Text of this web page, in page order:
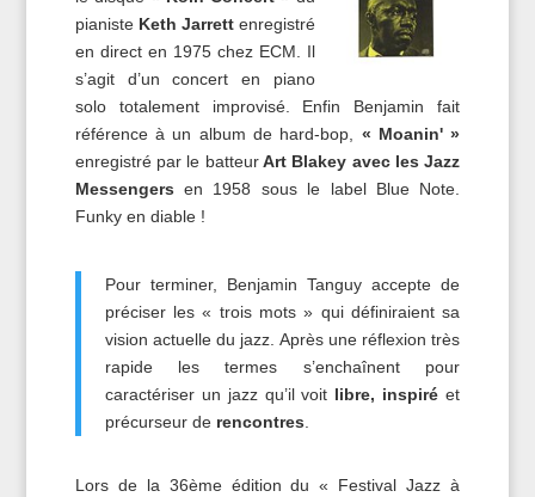
pianiste Keth Jarrett enregistré
en direct en 1975 chez ECM. Il
s’agit d’un concert en piano
solo totalement improvisé. Enfin Benjamin fait
référence à un album de hard-bop, « Moanin' »
enregistré par le batteurArt Blakey avec les Jazz
Messengers en 1958 sous le label Blue Note.
Funky en diable !
Pour terminer, Benjamin Tanguy accepte de
préciser les « trois mots » qui définiraient sa
vision actuelle du jazz. Après une réflexion très
rapide les termes s’enchaînent pour
caractériser un jazz qu’il voit libre, inspiré et
précurseur de rencontres.
Lors de la 36ème édition du « Festival Jazz à